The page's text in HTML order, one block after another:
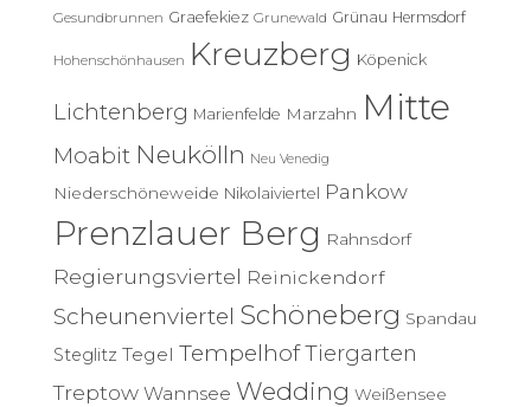
Gesundbrunnen Graefekiez Grunewald Grünau Hermsdorf
Hohenschönhausen Kreuzberg Köpenick
Lichtenberg Marienfelde Marzahn Mitte
Moabit Neukölln Neu Venedig
Niederschöneweide Nikolaiviertel Pankow
Prenzlauer Berg Rahnsdorf
Regierungsviertel Reinickendorf
Scheunenviertel Schöneberg Spandau
Steglitz Tegel TempelhofTiergarten
Treptow Wannsee Wedding Weißensee